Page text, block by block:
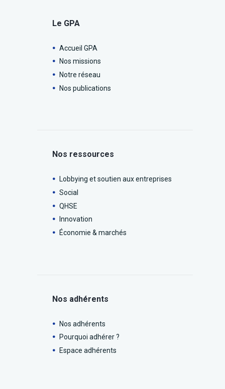
Le GPA
Accueil GPA
Nos missions
Notre réseau
Nos publications
Nos ressources
Lobbying et soutien aux entreprises
Social
QHSE
Innovation
Économie & marchés
Nos adhérents
Nos adhérents
Pourquoi adhérer ?
Espace adhérents